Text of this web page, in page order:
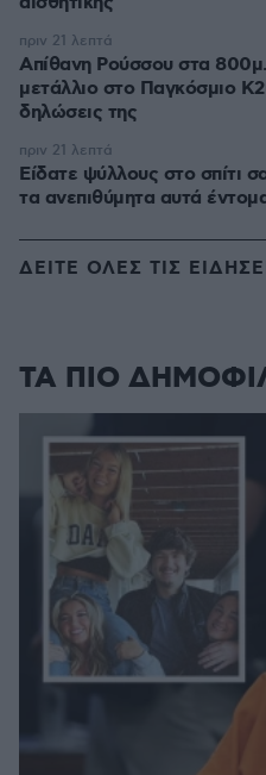
Απίθανη Ρούσσου στα
μετάλλιο στο Παγκόσμιο
δηλώσεις της
πριν 21 λεπτά
Είδατε ψύλλους στο σπίτι
τα ανεπιθύμητα αυτά
πριν 21 λεπτά
ΔΕΙΤΕ ΟΛΕΣ ΤΙΣ
ΤΑ ΠΙΟ